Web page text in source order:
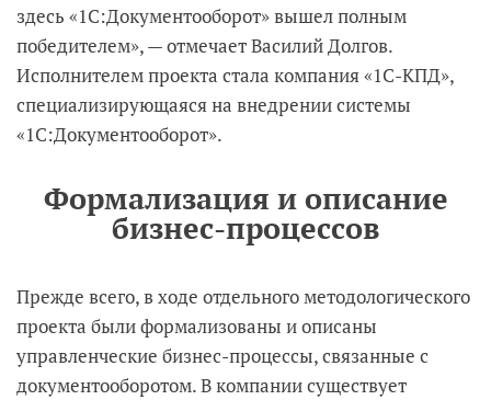
здесь «1С:Документооборот» вышел полным
победителем», — отмечает Василий Долгов.
Исполнителем проекта стала компания «1С-КПД»,
специализирующаяся на внедрении системы
«1С:Документооборот».
Формализация и описание
бизнес-процессов
Прежде всего, в ходе отдельного методологического
проекта были формализованы и описаны
управленческие бизнес-процессы, связанные с
документооборотом. В компании существует